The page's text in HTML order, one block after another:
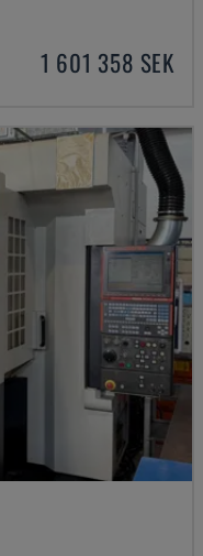
1 601 358 SEK